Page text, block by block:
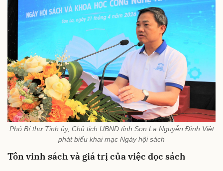
Phó Bí thư Tỉnh ủy, Chủ tịch UBND tỉnh Sơn La Nguyễn Đình Việt
phát biểu khai mạc Ngày hội sách
Tôn vinh sách và giá trị của việc đọc sách